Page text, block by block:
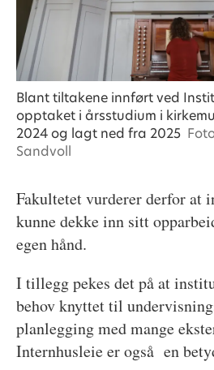
Blant tiltakene innført ved
opptaket i årsstudium i
2024 og lagt ned fra 2025
Sandvoll
Fakultetet vurderer derfor at
kunne dekke inn sitt
egen hånd.
I tillegg pekes det på at
behov knyttet til
planlegging med mange
Internhusleie er også en